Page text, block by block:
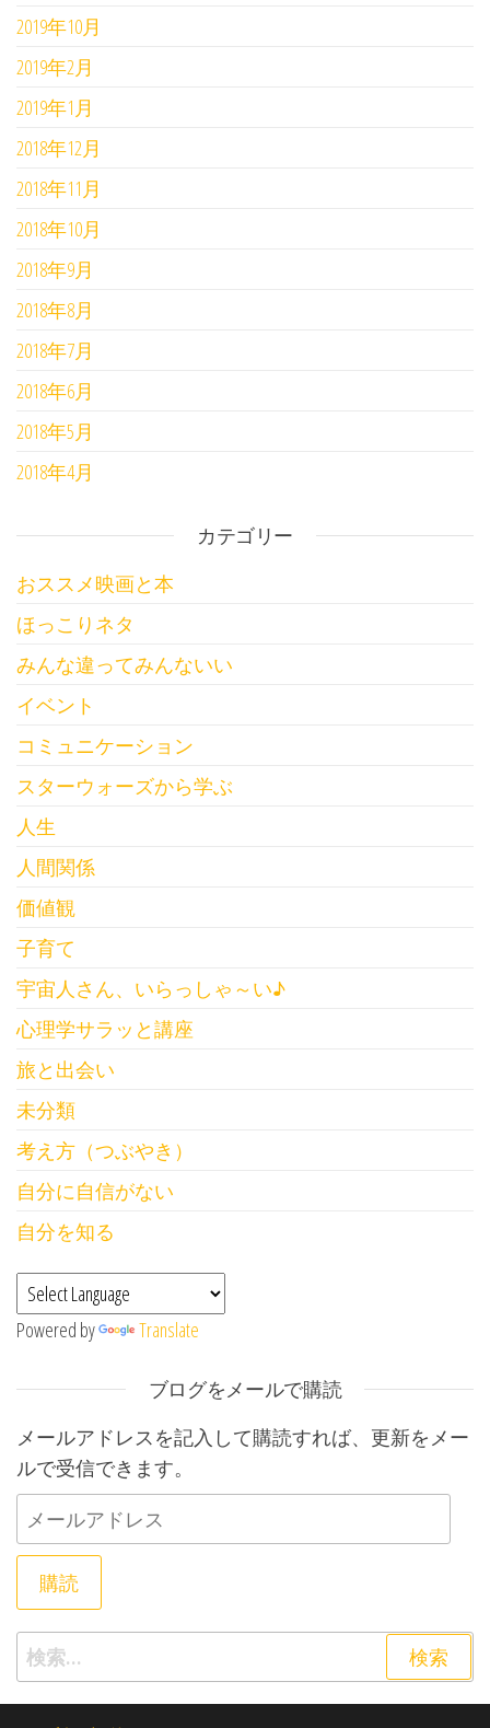
2019年10月
2019年2月
2019年1月
2018年12月
2018年11月
2018年10月
2018年9月
2018年8月
2018年7月
2018年6月
2018年5月
2018年4月
カテゴリー
おススメ映画と本
ほっこりネタ
みんな違ってみんないい
イベント
コミュニケーション
スターウォーズから学ぶ
人生
人間関係
価値観
子育て
宇宙人さん、いらっしゃ～い♪
心理学サラッと講座
旅と出会い
未分類
考え方（つぶやき）
自分に自信がない
自分を知る
Powered by Translate
ブログをメールで購読
メールアドレスを記入して購読すれば、更新をメー
ルで受信できます。
メールアドレス
購読
検索: